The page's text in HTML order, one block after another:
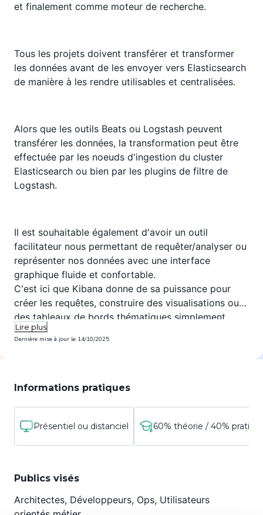
et finalement comme moteur de recherche.
Tous les projets doivent transférer et transformer
les données avant de les envoyer vers Elasticsearch
de manière à les rendre utilisables et centralisées.
Alors que les outils Beats ou Logstash peuvent
transférer les données, la transformation peut être
effectuée par les noeuds d'ingestion du cluster
Elasticsearch ou bien par les plugins de filtre de
Logstash.
Il est souhaitable également d'avoir un outil
facilitateur nous permettant de requêter/analyser ou
représenter nos données avec une interface
graphique fluide et confortable.
C'est ici que Kibana donne de sa puissance pour
créer les requêtes, construire des visualisations ou
des tableaux de bords thématiques simplement
depuis votre navigateur web préféré.
Lire plus
Dernière mise à jour le 14/10/2025
Informations pratiques
Présentiel ou distanciel 60% théorie / 40%
Publics visés
Architectes, Développeurs, Ops, Utilisateurs